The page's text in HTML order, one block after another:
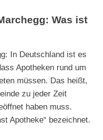
Was ist
In Deutschland ist es
Apotheken rund um
müssen. Das heißt,
zu jeder Zeit
haben muss.
Apotheke“ bezeichnet.